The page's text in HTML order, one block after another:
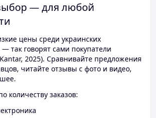
— для любой
цены среди украинских
так говорят сами покупатели
2025). Сравнивайте предложения
читайте отзывы с фото и видео,
количеству заказов: